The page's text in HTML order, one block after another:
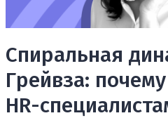
Спиральная
Грейвза:
HR-